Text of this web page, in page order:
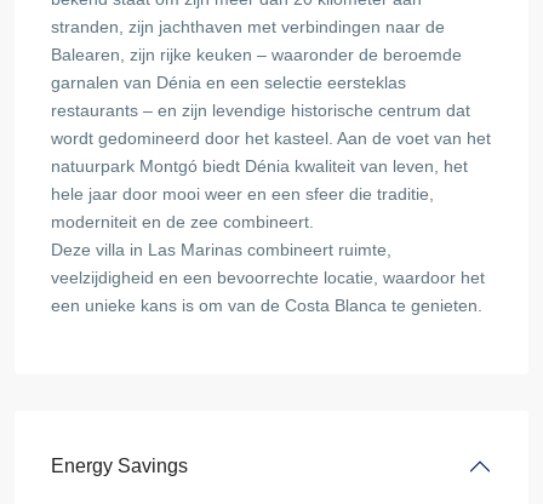
stranden, zijn jachthaven met verbindingen naar de
Balearen, zijn rijke keuken – waaronder de beroemde
garnalen van Dénia en een selectie eersteklas
restaurants – en zijn levendige historische centrum dat
wordt gedomineerd door het kasteel. Aan de voet van het
natuurpark Montgó biedt Dénia kwaliteit van leven, het
hele jaar door mooi weer en een sfeer die traditie,
moderniteit en de zee combineert.
Deze villa in Las Marinas combineert ruimte,
veelzijdigheid en een bevoorrechte locatie, waardoor het
een unieke kans is om van de Costa Blanca te genieten.
Energy Savings